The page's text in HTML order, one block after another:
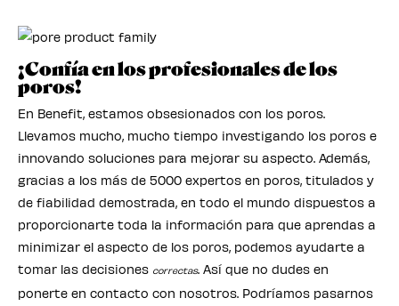
¡Confía en los profesionales de los
poros!
En Benefit, estamos obsesionados con los poros.
Llevamos mucho, mucho tiempo investigando los poros e
innovando soluciones para mejorar su aspecto. Además,
gracias a los más de 5000 expertos en poros, titulados y
de fiabilidad demostrada, en todo el mundo dispuestos a
proporcionarte toda la información para que aprendas a
minimizar el aspecto de los poros, podemos ayudarte a
tomar las decisiones correctas. Así que no dudes en
ponerte en contacto con nosotros. Podríamos pasarnos